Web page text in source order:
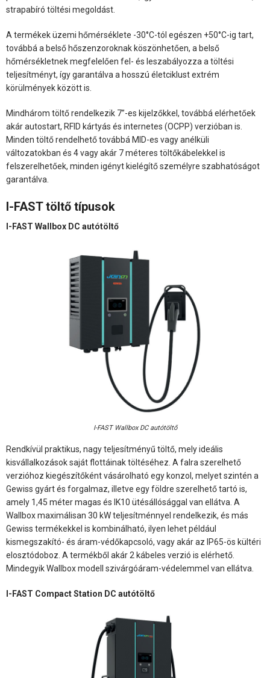
strapabíró töltési megoldást.
A termékek üzemi hőmérséklete -30°C-tól egészen +50°C-ig tart,
továbbá a belső hőszenzoroknak köszönhetően, a belső
hőmérsékletnek megfelelően fel- és leszabályozza a töltési
teljesítményt, így garantálva a hosszú életciklust extrém
körülmények között is.
Mindhárom töltő rendelkezik 7”-es kijelzőkkel, továbbá elérhetőek
akár autostart, RFID kártyás és internetes (OCPP) verzióban is.
Minden töltő rendelhető továbbá MID-es vagy anélküli
változatokban és 4 vagy akár 7 méteres töltőkábelekkel is
felszerelhetőek, minden igényt kielégítő személyre szabhatóságot
garantálva.
I-FAST töltő típusok
I-FAST Wallbox DC autótöltő
I-FAST Wallbox DC autótöltő
Rendkívül praktikus, nagy teljesítményű töltő, mely ideális
kisvállalkozások saját flottáinak töltéséhez. A falra szerelhető
verzióhoz kiegészítőként vásárolható egy konzol, melyet szintén a
Gewiss gyárt és forgalmaz, illetve egy földre szerelhető tartó is,
amely 1,45 méter magas és IK10 ütésállósággal van ellátva. A
Wallbox maximálisan 30 kW teljesítménnyel rendelkezik, és más
Gewiss termékekkel is kombinálható, ilyen lehet például
kismegszakító- és áram-védőkapcsoló, vagy akár az IP65-ös kültéri
elosztódoboz. A termékből akár 2 kábeles verzió is elérhető.
Mindegyik Wallbox modell szivárgóáram-védelemmel van ellátva.
I-FAST Compact Station DC autótöltő